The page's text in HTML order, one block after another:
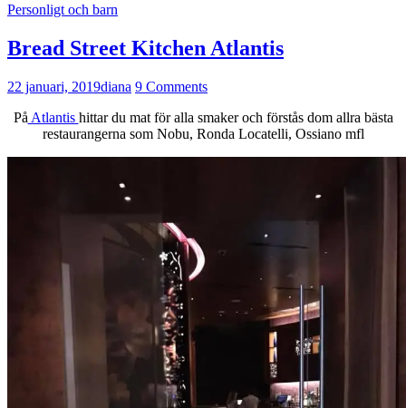
Personligt och barn
Bread Street Kitchen Atlantis
22 januari, 2019diana 9 Comments
På Atlantis hittar du mat för alla smaker och förstås dom allra bästa
restaurangerna som Nobu, Ronda Locatelli, Ossiano mfl